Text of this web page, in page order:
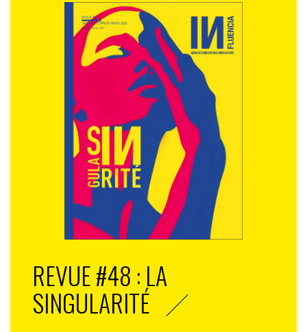
REVUE #48 : LA
SINGULARITÉ